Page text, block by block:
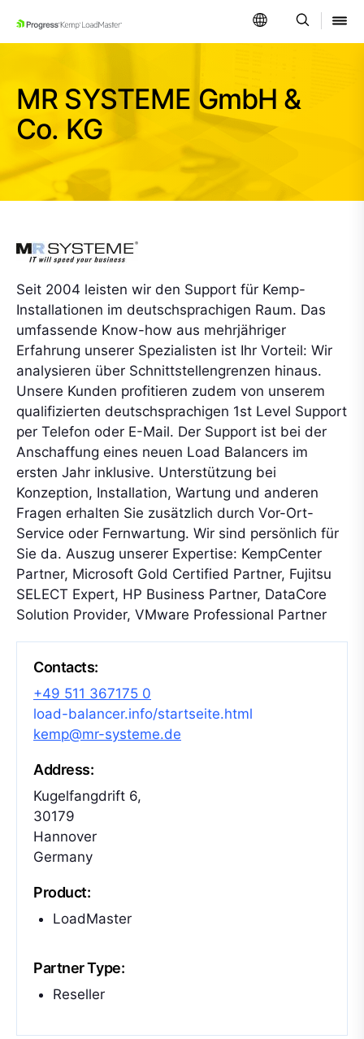
SKIP NAVIGATION
MR SYSTEME GmbH &
Co. KG
Seit 2004 leisten wir den Support für Kemp-
Installationen im deutschsprachigen Raum. Das
umfassende Know-how aus mehrjähriger
Erfahrung unserer Spezialisten ist Ihr Vorteil: Wir
analysieren über Schnittstellengrenzen hinaus.
Unsere Kunden profitieren zudem von unserem
qualifizierten deutschsprachigen 1st Level Support
per Telefon oder E-Mail. Der Support ist bei der
Anschaffung eines neuen Load Balancers im
ersten Jahr inklusive. Unterstützung bei
Konzeption, Installation, Wartung und anderen
Fragen erhalten Sie zusätzlich durch Vor-Ort-
Service oder Fernwartung. Wir sind persönlich für
Sie da. Auszug unserer Expertise: KempCenter
Partner, Microsoft Gold Certified Partner, Fujitsu
SELECT Expert, HP Business Partner, DataCore
Solution Provider, VMware Professional Partner
Contacts:
+49 511 367175 0
load-balancer.info/startseite.html
kemp@mr-systeme.de
Address:
Kugelfangdrift 6,
30179
Hannover
Germany
Product:
LoadMaster
Partner Type:
Reseller